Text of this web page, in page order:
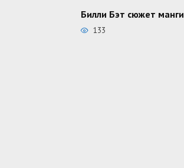
Билли Бэт сюжет манги
133